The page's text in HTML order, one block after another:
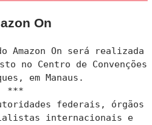
On
Amazon On será realizada
no Centro de Convenções
em Manaus.
***
federais, órgãos
internacionais e